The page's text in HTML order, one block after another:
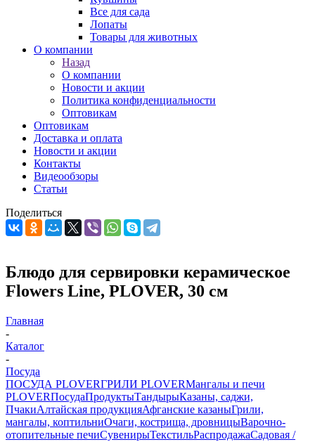
Все для сада
Лопаты
Товары для животных
О компании
Назад
О компании
Новости и акции
Политика конфиденциальности
Оптовикам
Оптовикам
Доставка и оплата
Новости и акции
Контакты
Видеообзоры
Статьи
Поделиться
Блюдо для сервировки керамическое
Flowers Line, PLOVER, 30 см
Главная
-
Каталог
-
Посуда
ПОСУДА PLOVERГРИЛИ PLOVERМангалы и печи
PLOVERПосудаПродуктыТандырыКазаны, саджи,
ПчакиАлтайская продукцияАфганские казаныГрили,
мангалы, коптильниОчаги, кострища, дровницыВарочно-
отопительные печиСувенирыТекстильРаспродажаСадовая /